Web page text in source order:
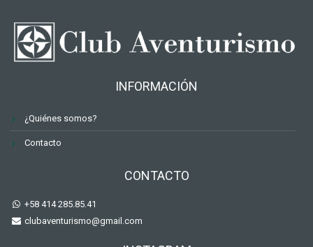
INFORMACIÓN
¿Quiénes somos?
Contacto
CONTACTO
+58 414 285.85.41
clubaventurismo@gmail.com